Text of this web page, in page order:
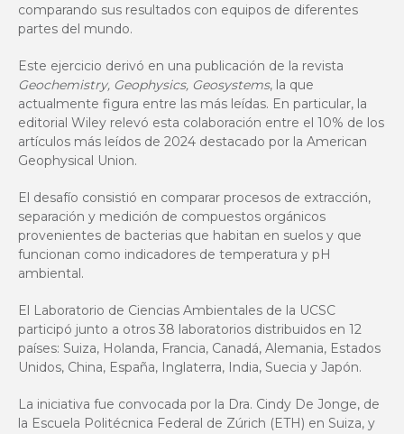
comparando sus resultados con equipos de diferentes
partes del mundo.
Este ejercicio derivó en una publicación de la revista
Geochemistry, Geophysics, Geosystems, la que
actualmente figura entre las más leídas. En particular, la
editorial Wiley relevó esta colaboración entre el 10% de los
artículos más leídos de 2024 destacado por la American
Geophysical Union.
El desafío consistió en comparar procesos de extracción,
separación y medición de compuestos orgánicos
provenientes de bacterias que habitan en suelos y que
funcionan como indicadores de temperatura y pH
ambiental.
El Laboratorio de Ciencias Ambientales de la UCSC
participó junto a otros 38 laboratorios distribuidos en 12
países: Suiza, Holanda, Francia, Canadá, Alemania, Estados
Unidos, China, España, Inglaterra, India, Suecia y Japón.
La iniciativa fue convocada por la Dra. Cindy De Jonge, de
la Escuela Politécnica Federal de Zúrich (ETH) en Suiza, y